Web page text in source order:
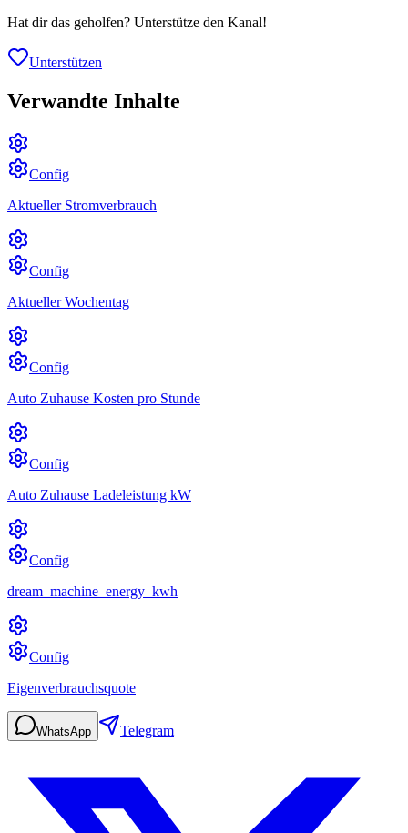
Hat dir das geholfen? Unterstütze den Kanal!
Unterstützen
Verwandte Inhalte
Config
Aktueller Stromverbrauch
Config
Aktueller Wochentag
Config
Auto Zuhause Kosten pro Stunde
Config
Auto Zuhause Ladeleistung kW
Config
dream_machine_energy_kwh
Config
Eigenverbrauchsquote
WhatsApp Telegram